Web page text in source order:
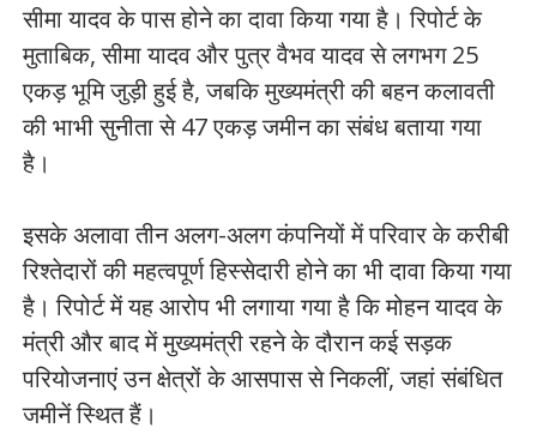
सीमा यादव के पास होने का दावा किया गया है। रिपोर्ट के
मुताबिक, सीमा यादव और पुत्र वैभव यादव से लगभग 25
एकड़ भूमि जुड़ी हुई है, जबकि मुख्यमंत्री की बहन कलावती
की भाभी सुनीता से 47 एकड़ जमीन का संबंध बताया गया
है।
इसके अलावा तीन अलग-अलग कंपनियों में परिवार के करीबी
रिश्तेदारों की महत्वपूर्ण हिस्सेदारी होने का भी दावा किया गया
है। रिपोर्ट में यह आरोप भी लगाया गया है कि मोहन यादव के
मंत्री और बाद में मुख्यमंत्री रहने के दौरान कई सड़क
परियोजनाएं उन क्षेत्रों के आसपास से निकलीं, जहां संबंधित
जमीनें स्थित हैं।